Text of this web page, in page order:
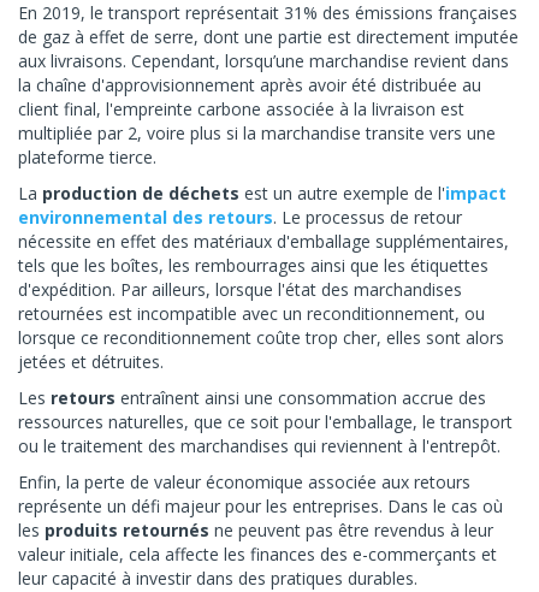
En 2019, le transport représentait 31% des émissions françaises
de gaz à effet de serre, dont une partie est directement imputée
aux livraisons. Cependant, lorsqu’une marchandise revient dans
la chaîne d'approvisionnement après avoir été distribuée au
client final, l'empreinte carbone associée à la livraison est
multipliée par 2, voire plus si la marchandise transite vers une
plateforme tierce.
La production de déchets est un autre exemple de l'impact
environnemental des retours. Le processus de retour
nécessite en effet des matériaux d'emballage supplémentaires,
tels que les boîtes, les rembourrages ainsi que les étiquettes
d'expédition. Par ailleurs, lorsque l'état des marchandises
retournées est incompatible avec un reconditionnement, ou
lorsque ce reconditionnement coûte trop cher, elles sont alors
jetées et détruites.
Les retours entraînent ainsi une consommation accrue des
ressources naturelles, que ce soit pour l'emballage, le transport
ou le traitement des marchandises qui reviennent à l'entrepôt.
Enfin, la perte de valeur économique associée aux retours
représente un défi majeur pour les entreprises. Dans le cas où
les produits retournés ne peuvent pas être revendus à leur
valeur initiale, cela affecte les finances des e-commerçants et
leur capacité à investir dans des pratiques durables.